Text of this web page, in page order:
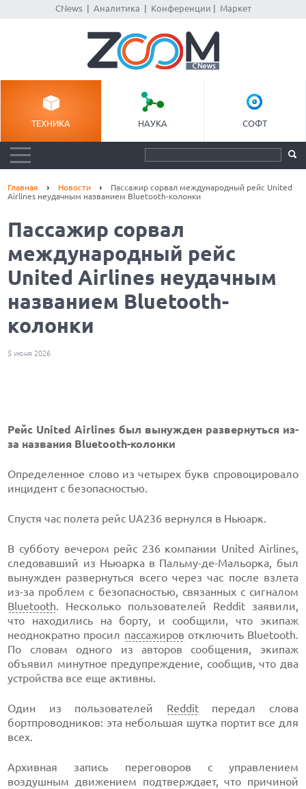
CNews| Аналитика Конференции Маркет
ТЕХНИКА НАУКА СОФТ
Главная Новости
Пассажир сорвал международный рейс United
Airlines неудачным названием Bluetooth-колонки
Пассажир сорвал
международный рейс
United Airlines неудачным
названием Bluetooth-
колонки
5 июня 2026
Рейс United Airlines был вынужден развернуться из-
за названия Bluetooth-колонки
Определенное слово из четырех букв спровоцировало
инцидент с безопасностью.
Спустя час полета рейс UA236 вернулся в Ньюарк.
В субботу вечером рейс 236 компании United Airlines,
следовавший из Ньюарка в Пальму-де-Мальорка, был
вынужден развернуться всего через час после взлета
из-за проблем с безопасностью, связанных с сигналом
Bluetooth. Несколько пользователей Reddit заявили,
что находились на борту, и сообщили, что экипаж
неоднократно просил пассажиров отключить Bluetooth.
По словам одного из авторов сообщения, экипаж
объявил минутное предупреждение, сообщив, что два
устройства все еще активны.
Один из пользователей Redditпередал слова
бортпроводников: эта небольшая шутка портит все для
всех.
Архивная запись переговоров с управлением
воздушным движением подтверждает, что причиной